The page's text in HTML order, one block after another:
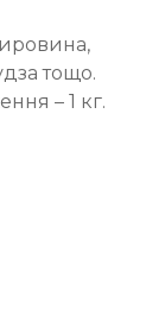
тощо.
– 1 кг.